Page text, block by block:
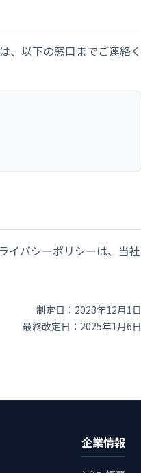
、以下の窓口までご連絡く
イバシーポリシーは、当社
制定日：2023年12月1日
最終改定日：2025年1月6日
企業情報